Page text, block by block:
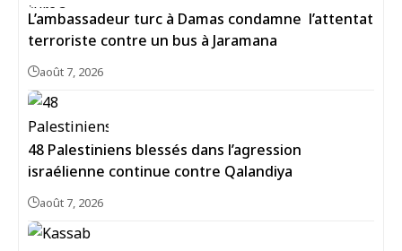
L’ambassadeur turc à Damas condamne l’attentat
terroriste contre un bus à Jaramana
août 7, 2026
48 Palestiniens blessés dans l’agression
israélienne continue contre Qalandiya
août 7, 2026